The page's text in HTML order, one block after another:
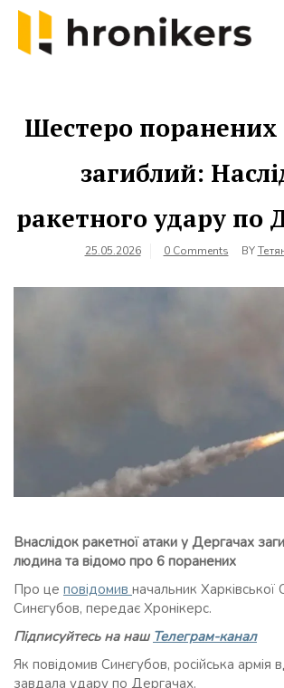
Skip
content
Шестеро поранених
загиблий:
ракетного удару по
25.05.2026 0 Comments BY
Внаслідок ракетної атаки у Дергачах
людина та відомо про 6 поранених
Про це повідомив начальник
Синєгубов, передає Хронікерс.
Підписуйтесь на наш Телеграм-канал
Як повідомив Синєгубов, російська армія
завдала удару по Дергачах.